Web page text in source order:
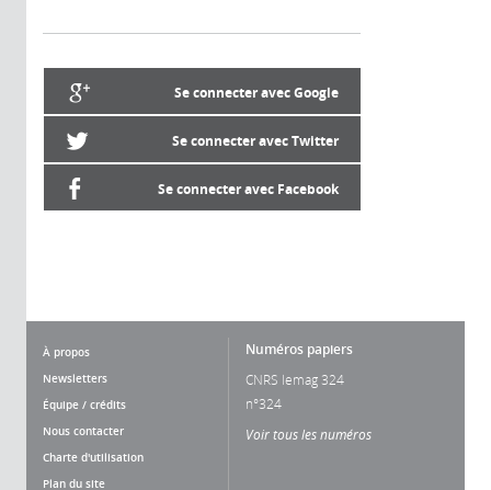
Se connecter avec Google
Se connecter avec Twitter
Se connecter avec Facebook
À propos
Newsletters
Équipe / crédits
Nous contacter
Charte d'utilisation
Plan du site
Numéros papiers
CNRS lemag 324
n°324
Voir tous les numéros